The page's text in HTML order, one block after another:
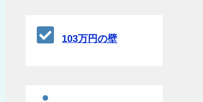
103万円の壁